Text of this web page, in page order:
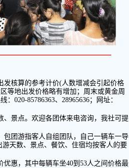
发核算的参考计价(人数增减会引起价格
等地出发价格略有增加；周末或黄金周
： 020-85786363、 28965636；网址：
、景点。欢迎各团体来电咨询，我社可提
包团游指客人自组团队，自己一辆车一导
天数、景点、餐饮、住宿均按客人的要
优惠，其中每辆车坐40到 53人之间价格最